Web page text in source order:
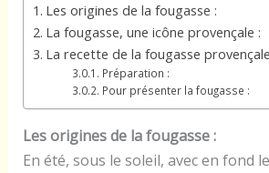
Les origines de la fougasse :
La fougasse, une icône provençale :
La recette de la fougasse
Préparation :
Pour présenter la fougasse :
Les origines de la fougasse :
En été, sous le soleil, avec en fond